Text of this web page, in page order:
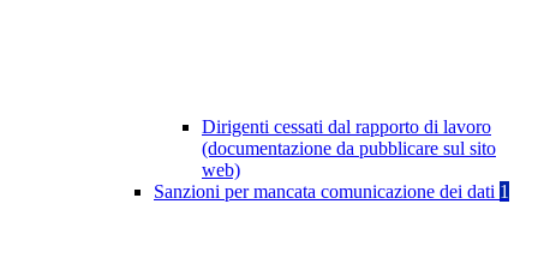
Dirigenti cessati dal rapporto di lavoro
(documentazione da pubblicare sul sito
web)
Sanzioni per mancata comunicazione dei dati 1